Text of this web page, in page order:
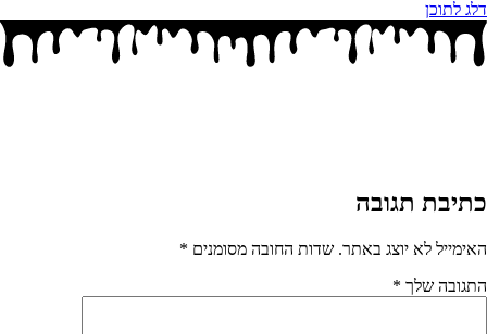
דלג לתוכן
כתיבת תגובה
האימייל לא יוצג באתר. שדות החובה מסומנים *
התגובה שלך *